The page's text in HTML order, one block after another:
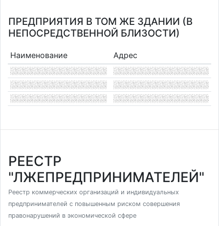
ПРЕДПРИЯТИЯ В ТОМ ЖЕ ЗДАНИИ (В
НЕПОСРЕДСТВЕННОЙ БЛИЗОСТИ)
Наименование Адрес
РЕЕСТР
"ЛЖЕПРЕДПРИНИМАТЕЛЕЙ"
Реестр коммерческих организаций и индивидуальных
предпринимателей с повышенным риском совершения
правонарушений в экономической сфере